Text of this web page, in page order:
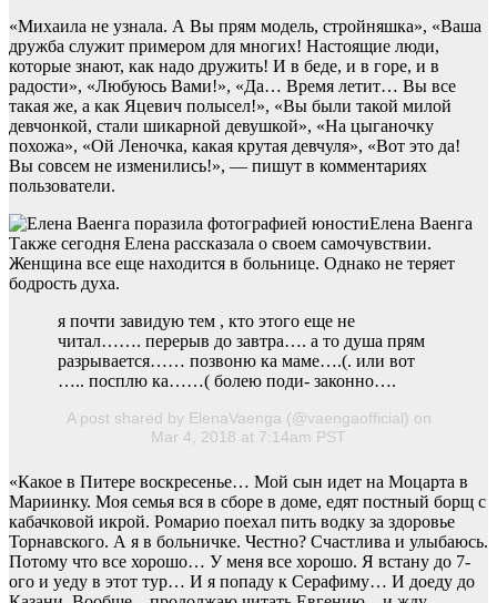
«Михаила не узнала. А Вы прям модель, стройняшка», «Ваша
дружба служит примером для многих! Настоящие люди,
которые знают, как надо дружить! И в беде, и в горе, и в
радости», «Любуюсь Вами!», «Да… Время летит… Вы все
такая же, а как Яцевич полысел!», «Вы были такой милой
девчонкой, стали шикарной девушкой», «На цыганочку
похожа», «Ой Леночка, какая крутая девчуля», «Вот это да!
Вы совсем не изменились!», — пишут в комментариях
пользователи.
Елена Ваенга
Также сегодня Елена рассказала о своем самочувствии.
Женщина все еще находится в больнице. Однако не теряет
бодрость духа.
я почти завидую тем , кто этого еще не
читал……. перерыв до завтра…. а то душа прям
разрывается…… позвоню ка маме….(. или вот
….. посплю ка……( болею поди- законно….
A post shared by ElenaVaenga (@vaengaofficial) on
Mar 4, 2018 at 7:14am PST
«Какое в Питере воскресенье… Мой сын идет на Моцарта в
Мариинку. Моя семья вся в сборе в доме, едят постный борщ с
кабачковой икрой. Ромарио поехал пить водку за здоровье
Торнавского. А я в больничке. Честно? Счастлива и улыбаюсь.
Потому что все хорошо… У меня все хорошо. Я встану до 7-
ого и уеду в этот тур… И я попаду к Серафиму… И доеду до